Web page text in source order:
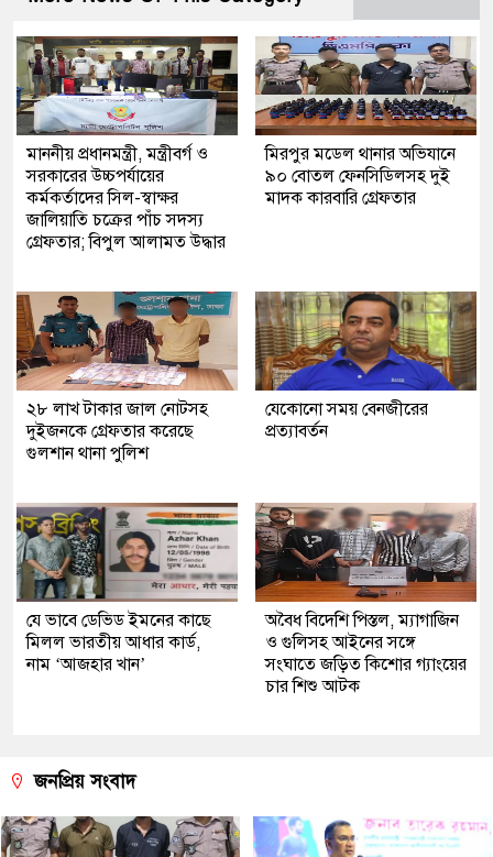
মাননীয় প্রধানমন্ত্রী, মন্ত্রীবর্গ ও
সরকারের উচ্চপর্যায়ের
কর্মকর্তাদের সিল-স্বাক্ষর
জালিয়াতি চক্রের পাঁচ সদস্য
গ্রেফতার; বিপুল আলামত উদ্ধার
মিরপুর মডেল থানার অভিযানে
৯০ বোতল ফেনসিডিলসহ দুই
মাদক কারবারি গ্রেফতার
২৮ লাখ টাকার জাল নোটসহ
দুইজনকে গ্রেফতার করেছে
গুলশান থানা পুলিশ
যেকোনো সময় বেনজীরের
প্রত্যাবর্তন
যে ভাবে ডেভিড ইমনের কাছে
মিলল ভারতীয় আধার কার্ড,
নাম ‘আজহার খান’
অবৈধ বিদেশি পিস্তল, ম্যাগাজিন
ও গুলিসহ আইনের সঙ্গে
সংঘাতে জড়িত কিশোর গ্যাংয়ের
চার শিশু আটক
জনপ্রিয় সংবাদ